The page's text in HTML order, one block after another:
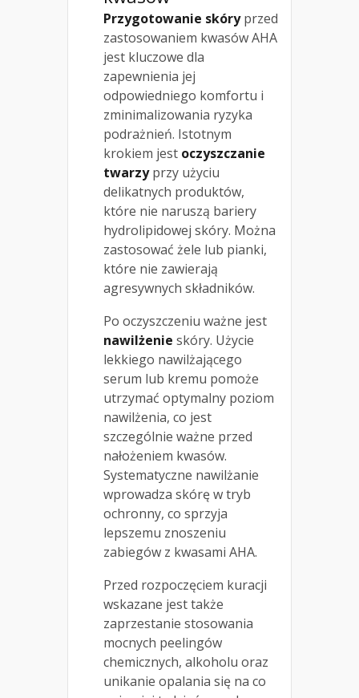
Przygotowanie skóryprzed
zastosowaniem kwasów AHA
jest kluczowe dla
zapewnienia jej
odpowiedniego komfortu i
zminimalizowania ryzyka
podrażnień. Istotnym
krokiem jest oczyszczanie
twarzyprzy użyciu
delikatnych produktów,
które nie naruszą bariery
hydrolipidowej skóry. Można
zastosować żele lub pianki,
które nie zawierają
agresywnych składników.
Po oczyszczeniu ważne jest
nawilżenie skóry. Użycie
lekkiego nawilżającego
serum lub kremu pomoże
utrzymać optymalny poziom
nawilżenia, co jest
szczególnie ważne przed
nałożeniem kwasów.
Systematyczne nawilżanie
wprowadza skórę w tryb
ochronny, co sprzyja
lepszemu znoszeniu
zabiegów z kwasami AHA.
Przed rozpoczęciem kuracji
wskazane jest także
zaprzestanie stosowania
mocnych peelingów
chemicznych, alkoholu oraz
unikanie opalania się na co